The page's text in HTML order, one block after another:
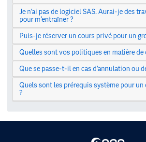
Je n'ai pas de logiciel SAS. Aurai-je des
pour m'entraîner ?
Puis-je réserver un cours privé pour un
Quelles sont vos politiques en matière de
Que se passe-t-il en cas d'annulation ou
Quels sont les prérequis système pour un
?